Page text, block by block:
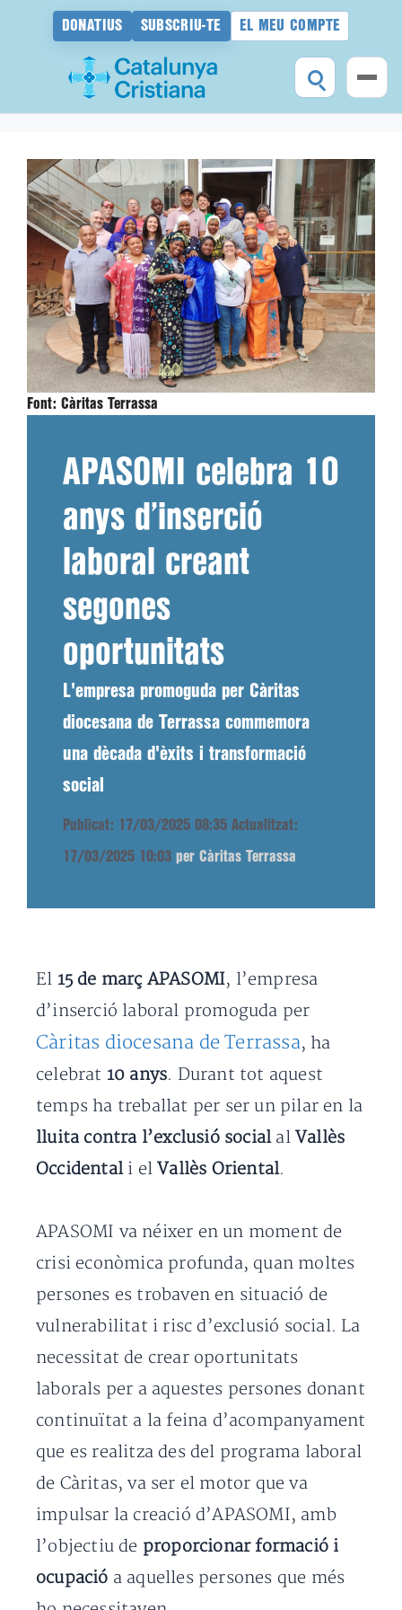
DONATIUS SUBSCRIU-TE EL MEU COMPTE
contingut
Font: Càritas Terrassa
APASOMI celebra 10
anys d’inserció
laboral creant
segones
oportunitats
L'empresa promoguda per Càritas
diocesana de Terrassa commemora
una dècada d'èxits i transformació
social
Publicat: 17/03/2025 08:35 Actualitzat:
17/03/2025 10:03 per Càritas Terrassa
El 15 de març APASOMI, l’empresa
d’inserció laboral promoguda per
Càritas diocesana de Terrassa, ha
celebrat 10 anys. Durant tot aquest
temps ha treballat per ser un pilar en la
lluita contra l’exclusió social alVallès
Occidental i elVallès Oriental.
APASOMI va néixer en un moment de
crisi econòmica profunda, quan moltes
persones es trobaven en situació de
vulnerabilitat i risc d’exclusió social. La
necessitat de crear oportunitats
laborals per a aquestes persones donant
continuïtat a la feina d’acompanyament
que es realitza des del programa laboral
de Càritas, va ser el motor que va
impulsar la creació d’APASOMI, amb
l’objectiu de proporcionar formació i
ocupació a aquelles persones que més